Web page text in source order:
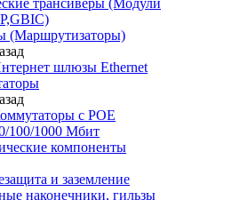
трансиверы (Модули
(Маршрутизаторы)
шлюзы Ethernet
c POE
100/1000 Мбит
компоненты
и заземление
наконечники, гильзы